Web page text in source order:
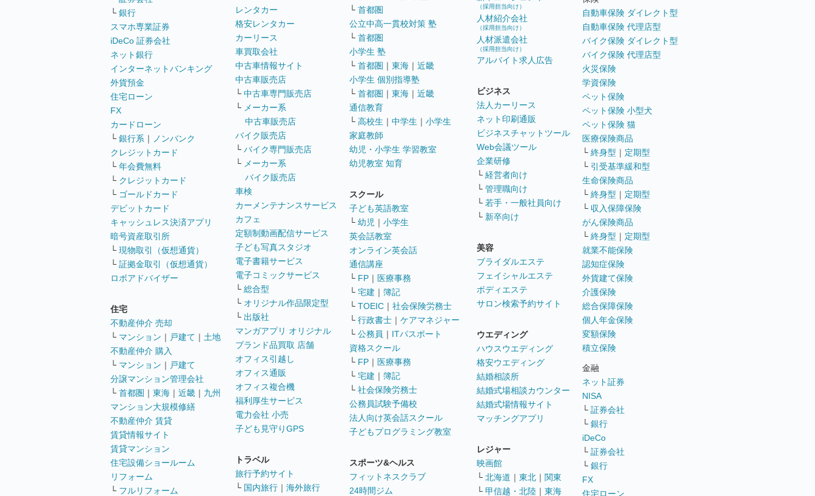
└ 銀行
スマホ専業証券
iDeCo 証券会社
ネット銀行
インターネットバンキング
外貨預金
住宅ローン
FX
カードローン
└ 銀行系 ｜
ノンバンク
クレジットカード
└ 年会費無料
└ クレジットカード
└ ゴールドカード
デビットカード
キャッシュレス決済アプリ
暗号資産取引所
└ 現物取引（仮想通貨）
└ 証拠金取引（仮想通貨）
ロボアドバイザー
住宅
不動産仲介 売却
└ マンション ｜ 戸建て ｜ 土地
不動産仲介 購入
└ マンション ｜ 戸建て
分譲マンション管理会社
└ 首都圏 ｜ 東海 ｜ 近畿 ｜ 九州
マンション大規模修繕
不動産仲介 賃貸
賃貸情報サイト
賃貸マンション
住宅設備ショールーム
リフォーム
└ フルリフォーム
レンタカー
格安レンタカー
カーリース
車買取会社
中古車情報サイト
中古車販売店
└ 中古車専門販売店
└ メーカー系
中古車販売店
バイク販売店
└ バイク専門販売店
└ メーカー系
バイク販売店
車検
カーメンテナンスサービス
カフェ
定額制動画配信サービス
子ども写真スタジオ
電子書籍サービス
電子コミックサービス
└ 総合型
└ オリジナル作品限定型
└ 出版社
マンガアプリ オリジナル
ブランド品買取 店舗
オフィス引越し
オフィス通販
オフィス複合機
福利厚生サービス
電力会社 小売
子ども見守りGPS
トラベル
旅行予約サイト
└ 国内旅行 ｜ 海外旅行
└ 首都圏
公立中高一貫校対策 塾
└ 首都圏
小学生 塾
└ 首都圏 ｜ 東海 ｜ 近畿
小学生 個別指導塾
└ 首都圏 ｜ 東海 ｜ 近畿
通信教育
└ 高校生 ｜ 中学生 ｜ 小学生
家庭教師
幼児・小学生 学習教室
幼児教室 知育
スクール
子ども英語教室
└ 幼児 ｜ 小学生
英会話教室
オンライン英会話
通信講座
└ FP ｜ 医療事務
└ 宅建 ｜ 簿記
└ TOEIC ｜ 社会保険労務士
└ 行政書士 ｜ ケアマネジャー
└ 公務員 ｜ ITパスポート
資格スクール
└ FP ｜ 医療事務
└ 宅建 ｜ 簿記
└ 社会保険労務士
公務員試験予備校
法人向け英会話スクール
子どもプログラミング教室
スポーツ&ヘルス
フィットネスクラブ
24時間ジム
（採用担当向け）
人材紹介会社
（採用担当向け）
人材派遣会社
（採用担当向け）
アルバイト求人広告
ビジネス
法人カーリース
ネット印刷通販
ビジネスチャットツール
Web会議ツール
企業研修
└ 経営者向け
└ 管理職向け
└ 若手・一般社員向け
└ 新卒向け
美容
ブライダルエステ
フェイシャルエステ
ボディエステ
サロン検索予約サイト
ウエディング
ハウスウエディング
格安ウエディング
結婚相談所
結婚式場相談カウンター
結婚式場情報サイト
マッチングアプリ
レジャー
映画館
└ 北海道 ｜ 東北 ｜ 関東
└ 甲信越・北陸 ｜ 東海
自動車保険 ダイレクト型
自動車保険 代理店型
バイク保険 ダイレクト型
バイク保険 代理店型
火災保険
学資保険
ペット保険
ペット保険 小型犬
ペット保険 猫
医療保険商品
└ 終身型 ｜ 定期型
└ 引受基準緩和型
生命保険商品
└ 終身型 ｜ 定期型
└ 収入保障保険
がん保険商品
└ 終身型 ｜ 定期型
就業不能保険
認知症保険
外貨建て保険
介護保険
総合保障保険
個人年金保険
変額保険
積立保険
金融
ネット証券
NISA
└ 証券会社
└ 銀行
iDeCo
└ 証券会社
└ 銀行
FX
住宅ローン